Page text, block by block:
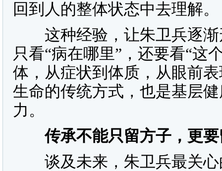
回到人的整体状态中去理解。
这种经验，让朱卫兵逐渐
只看“病在哪里”，还要看“这
体，从症状到体质，从眼前
生命的传统方式，也是基层
力。
传承不能只留方子，更要
谈及未来，朱卫兵最关心